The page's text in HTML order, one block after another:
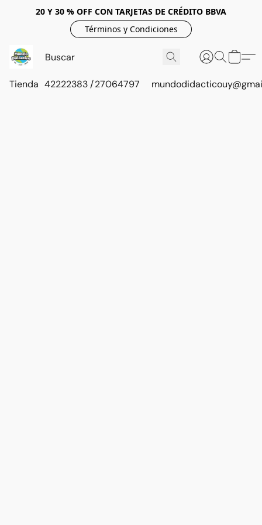
20 Y 30 % OFF CON TARJETAS DE CRÉDITO BBVA
Términos y Condiciones
Tienda 42222383 / 27064797